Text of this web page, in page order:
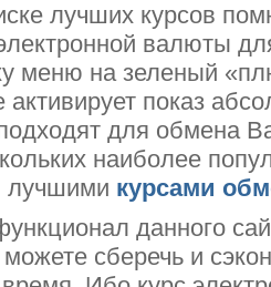
лучших курсов
валюты
меню на зеленый
активирует показ
для обмена
наиболее
лучшими курсами
данного
сберечь и